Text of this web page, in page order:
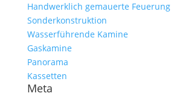
Handwerklich gemauerte Feuerung
Sonderkonstruktion
Wasserführende Kamine
Gaskamine
Panorama
Kassetten
Meta